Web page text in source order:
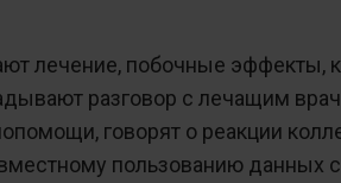
лечение, побочные эффекты,
разговор с лечащим
говорят о реакции
пользованию данных с